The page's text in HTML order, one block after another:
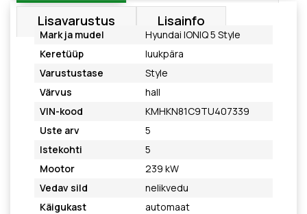
Lisavarustus Lisainfo
Mark ja mudel
Hyundai IONIQ 5 Style
Keretüüp
luukpära
Varustustase
Style
Värvus
hall
VIN-kood
KMHKN81C9TU407339
Uste arv
5
Istekohti
5
Mootor
239 kW
Vedav sild
nelikvedu
Käigukast
automaat